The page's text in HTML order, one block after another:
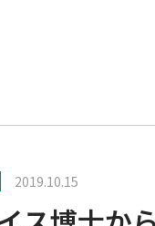
2019.10.15